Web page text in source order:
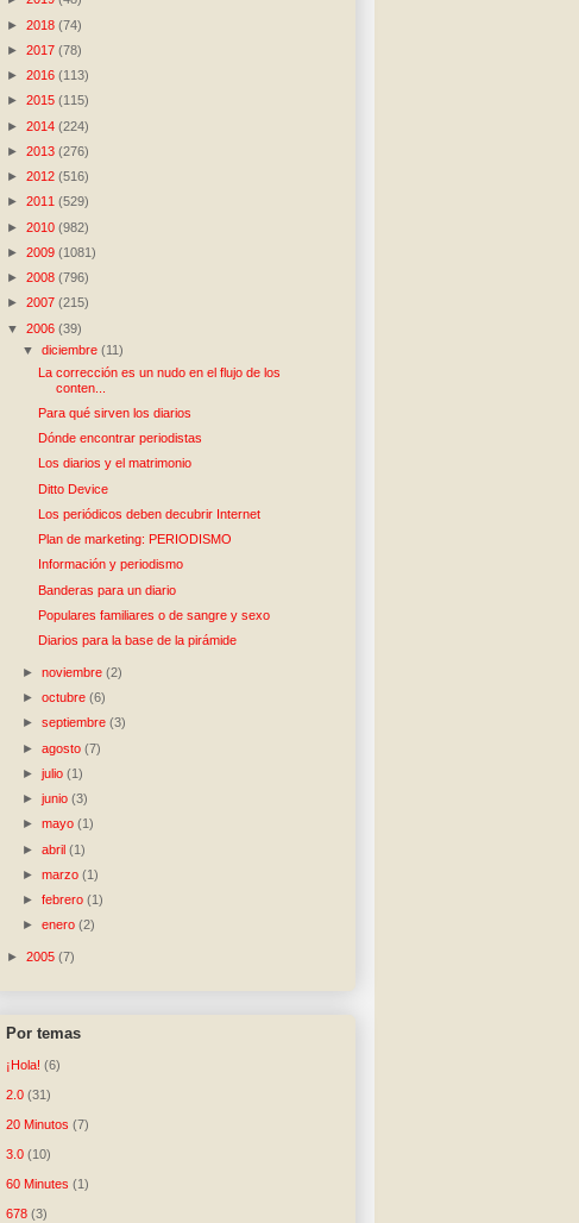
► 2018 (74)
► 2017 (78)
► 2016 (113)
► 2015 (115)
► 2014 (224)
► 2013 (276)
► 2012 (516)
► 2011 (529)
► 2010 (982)
► 2009 (1081)
► 2008 (796)
► 2007 (215)
▼ 2006 (39)
▼diciembre(11)
La corrección es un nudo en el flujo de los
conten...
Para qué sirven los diarios
Dónde encontrar periodistas
Los diarios y el matrimonio
Ditto Device
Los periódicos deben decubrir Internet
Plan de marketing: PERIODISMO
Información y periodismo
Banderas para un diario
Populares familiares o de sangre y sexo
Diarios para la base de la pirámide
►noviembre(2)
►octubre(6)
►septiembre(3)
►agosto(7)
►julio(1)
►junio(3)
►mayo(1)
►abril(1)
►marzo(1)
►febrero(1)
►enero(2)
► 2005 (7)
Por temas
¡Hola! (6)
2.0 (31)
20 Minutos (7)
3.0 (10)
60 Minutes (1)
678 (3)